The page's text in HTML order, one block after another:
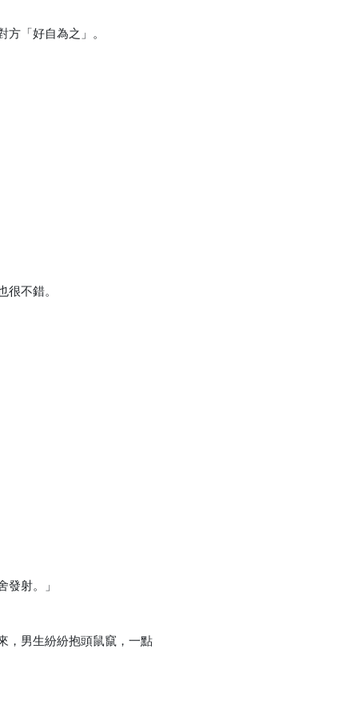
「好自為之」。
不錯。
射。」
，男生紛紛抱頭鼠竄，一點